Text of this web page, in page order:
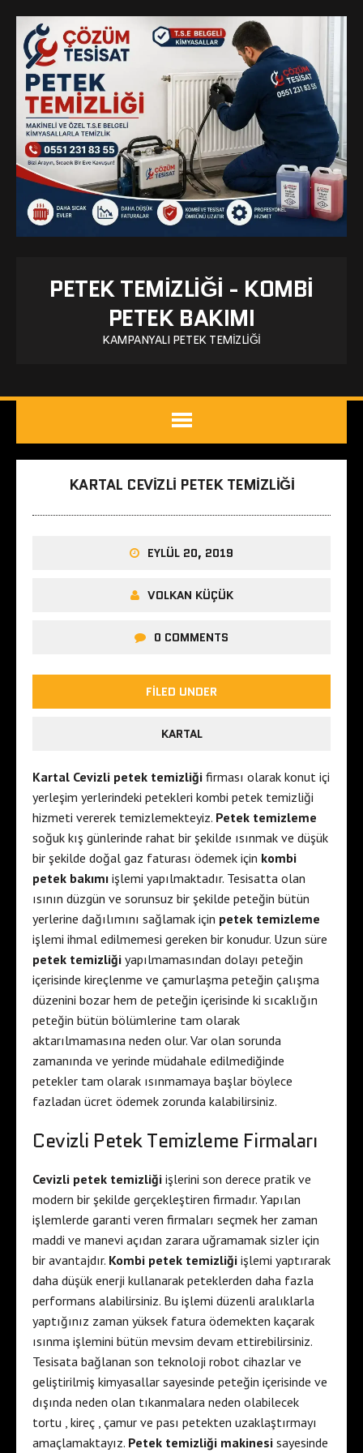
PETEK TEMIZLIĞI - KOMBI
PETEK BAKIMI
KAMPANYALI PETEK TEMIZLIĞI
KARTAL CEVIZLI PETEK TEMIZLIĞI
EYLÜL 20, 2019
VOLKAN KÜÇÜK
0 COMMENTS
FILED UNDER
KARTAL
Kartal Cevizli petek temizliği firması olarak konut içi
yerleşim yerlerindeki petekleri kombi petek temizliği
hizmeti vererek temizlemekteyiz. Petek temizleme
soğuk kış günlerinde rahat bir şekilde ısınmak ve düşük
bir şekilde doğal gaz faturası ödemek için kombi
petek bakımı işlemi yapılmaktadır. Tesisatta olan
ısının düzgün ve sorunsuz bir şekilde peteğin bütün
yerlerine dağılımını sağlamak için petek temizleme
işlemi ihmal edilmemesi gereken bir konudur. Uzun süre
petek temizliği yapılmamasından dolayı peteğin
içerisinde kireçlenme ve çamurlaşma peteğin çalışma
düzenini bozar hem de peteğin içerisinde ki sıcaklığın
peteğin bütün bölümlerine tam olarak
aktarılmamasına neden olur. Var olan sorunda
zamanında ve yerinde müdahale edilmediğinde
petekler tam olarak ısınmamaya başlar böylece
fazladan ücret ödemek zorunda kalabilirsiniz.
Cevizli Petek Temizleme Firmaları
Cevizli petek temizliği işlerini son derece pratik ve
modern bir şekilde gerçekleştiren firmadır. Yapılan
işlemlerde garanti veren firmaları seçmek her zaman
maddi ve manevi açıdan zarara uğramamak sizler için
bir avantajdır. Kombi petek temizliği işlemi yaptırarak
daha düşük enerji kullanarak peteklerden daha fazla
performans alabilirsiniz. Bu işlemi düzenli aralıklarla
yaptığınız zaman yüksek fatura ödemekten kaçarak
ısınma işlemini bütün mevsim devam ettirebilirsiniz.
Tesisata bağlanan son teknoloji robot cihazlar ve
geliştirilmiş kimyasallar sayesinde peteğin içerisinde ve
dışında neden olan tıkanmalara neden olabilecek
tortu , kireç , çamur ve pası petekten uzaklaştırmayı
amaçlamaktayız. Petek temizliği makinesi sayesinde